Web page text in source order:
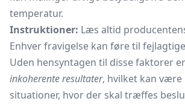
temperatur.
Instruktioner: Læs altid
Enhver fravigelse kan føre til
Uden hensyntagen til disse faktorer
inkoherente resultater, hvilket kan
situationer, hvor der skal træffes